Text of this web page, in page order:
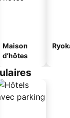
Maison
d’hôtes